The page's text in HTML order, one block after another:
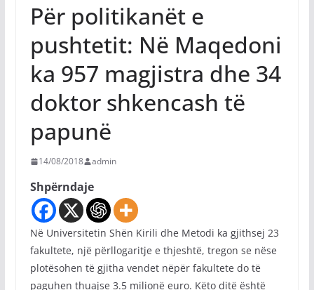
Për politikanët e
pushtetit: Në Maqedoni
ka 957 magjistra dhe 34
doktor shkencash të
papunë
14/08/2018 admin
Shpërndaje
Në Universitetin Shën Kirili dhe Metodi ka gjithsej 23
fakultete, një përllogaritje e thjeshtë, tregon se nëse
plotësohen të gjitha vendet nëpër fakultete do të
paguhen thuajse 3.5 milionë euro. Këto ditë është